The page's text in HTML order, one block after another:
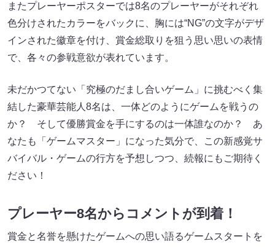
またプレーヤーポスターでは8名のプレーヤーがそれぞれ
色分けされたカラーをバックに、胸には“NG”の文字がデザ
インされた徽章を付け、賞金総取りを狙う思い思いの表情
で、各々の参戦意欲が表れています。
未だかつてない「究極のだまし合いゲーム」に挑むべく集
結した豪華芸能人8名は、一体どのようにゲームを戦うの
か？ そして優勝賞金を手にするのは一体誰なのか？ あ
なたも「ゲームマスター」になった気分で、この新感覚サ
バイバル・ゲームの行方を予想しつつ、続報にもご期待く
ださい！
プレーヤー8名からコメントが到着！
賞金と名誉を懸けたゲームへの思い語るゲームスタートを